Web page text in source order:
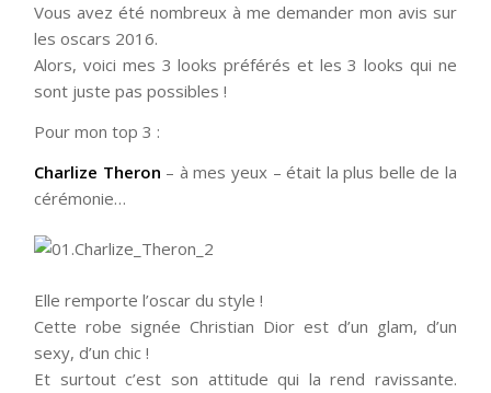
Vous avez été nombreux à me demander mon avis sur
les oscars 2016.
Alors, voici mes 3 looks préférés et les 3 looks qui ne
sont juste pas possibles !
Pour mon top 3 :
Charlize Theron – à mes yeux – était la plus belle de la
cérémonie…
Elle remporte l’oscar du style !
Cette robe signée Christian Dior est d’un glam, d’un
sexy, d’un chic !
Et surtout c’est son attitude qui la rend ravissante.